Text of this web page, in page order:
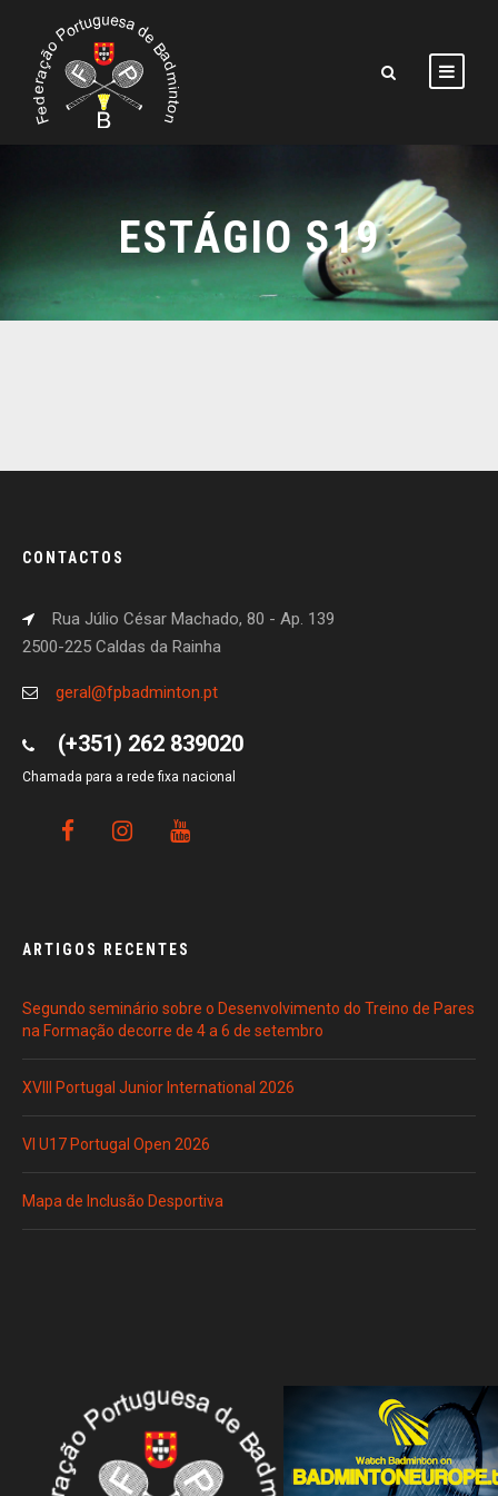
ESTÁGIO S19
CONTACTOS
Rua Júlio César Machado, 80 - Ap. 139
2500-225 Caldas da Rainha
geral@fpbadminton.pt
(+351) 262 839020
Chamada para a rede fixa nacional
ARTIGOS RECENTES
Segundo seminário sobre o Desenvolvimento do Treino de Pares
na Formação decorre de 4 a 6 de setembro
XVIII Portugal Junior International 2026
VI U17 Portugal Open 2026
Mapa de Inclusão Desportiva